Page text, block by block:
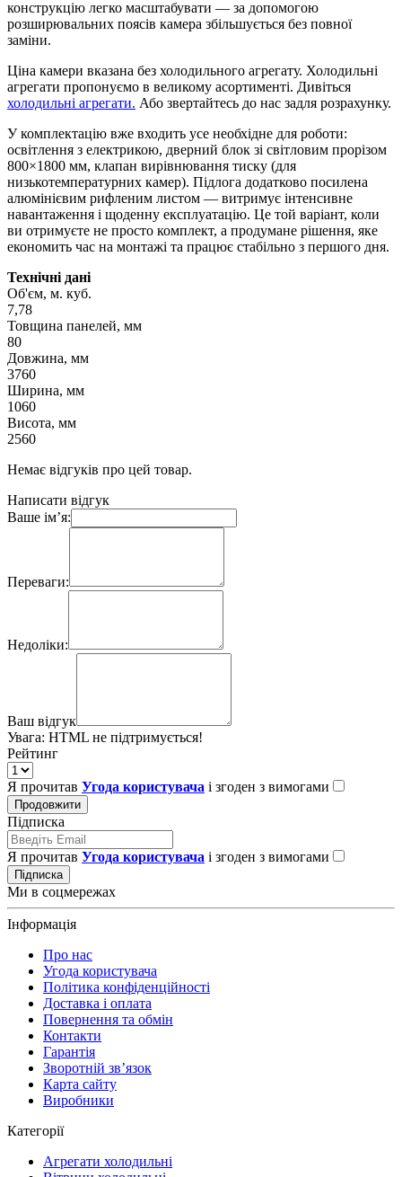
конструкцію легко масштабувати — за допомогою
розширювальних поясів камера збільшується без повної
заміни.
Ціна камери вказана без холодильного агрегату. Холодильні
агрегати пропонуємо в великому асортименті. Дивіться
холодильні агрегати. Або звертайтесь до нас задля розрахунку.
У комплектацію вже входить усе необхідне для роботи:
освітлення з електрикою, дверний блок зі світловим прорізом
800×1800 мм, клапан вирівнювання тиску (для
низькотемпературних камер). Підлога додатково посилена
алюмінієвим рифленим листом — витримує інтенсивне
навантаження і щоденну експлуатацію. Це той варіант, коли
ви отримуєте не просто комплект, а продумане рішення, яке
економить час на монтажі та працює стабільно з першого дня.
Технічні дані
Об'єм, м. куб.
7,78
Товщина панелей, мм
80
Довжина, мм
3760
Ширина, мм
1060
Висота, мм
2560
Немає відгуків про цей товар.
Написати відгук
Ваше ім’я:
Переваги:
Недоліки:
Ваш відгук
Увага: HTML не підтримується!
Рейтинг
Я прочитав Угода користувача і згоден з вимогами
Продовжити
Підписка
Я прочитав Угода користувача і згоден з вимогами
Підписка
Ми в соцмережах
Інформація
Про нас
Угода користувача
Політика конфіденційності
Доставка і оплата
Повернення та обмін
Контакти
Гарантія
Зворотній зв’язок
Карта сайту
Виробники
Категорії
Агрегати холодильні